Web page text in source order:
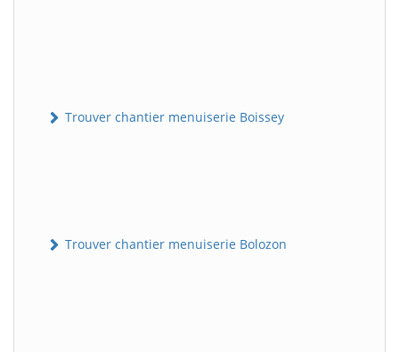
Trouver chantier menuiserie Boissey
Trouver chantier menuiserie Bolozon